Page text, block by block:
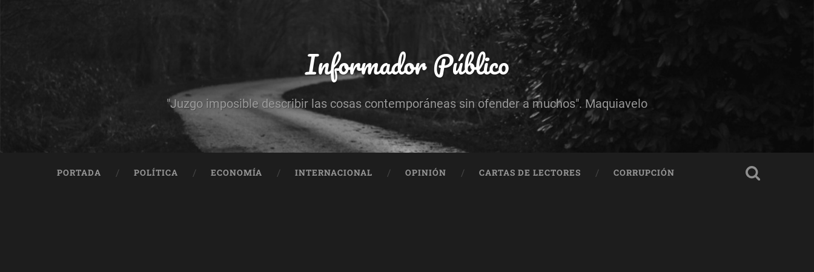
Informador Público
"Juzgo imposible describir las cosas contemporáneas sin ofender a muchos". Maquiavelo
PORTADA POLÍTICA ECONOMÍA INTERNACIONAL OPINIÓN CARTAS DE LECTORES CORRUPCIÓN